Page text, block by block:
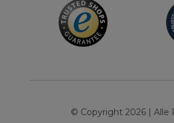
© Copyright 2026 | Alle